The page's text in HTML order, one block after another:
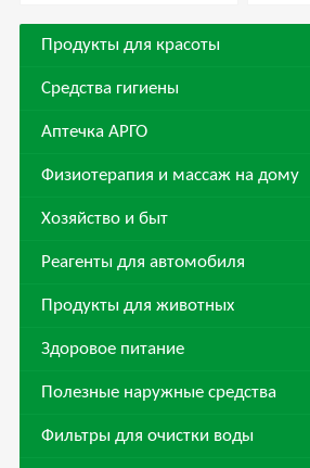
Продукты для красоты
Средства гигиены
Аптечка АРГО
Физиотерапия и массаж на дому
Хозяйство и быт
Реагенты для автомобиля
Продукты для животных
Здоровое питание
Полезные наружные средства
Фильтры для очистки воды